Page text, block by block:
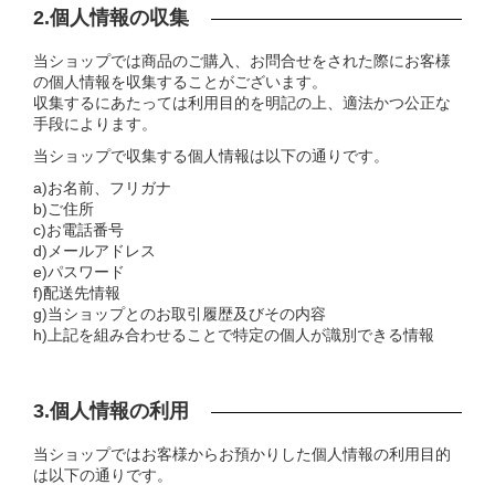
2.個人情報の収集
当ショップでは商品のご購入、お問合せをされた際にお客様
の個人情報を収集することがございます。
収集するにあたっては利用目的を明記の上、適法かつ公正な
手段によります。
当ショップで収集する個人情報は以下の通りです。
a)お名前、フリガナ
b)ご住所
c)お電話番号
d)メールアドレス
e)パスワード
f)配送先情報
g)当ショップとのお取引履歴及びその内容
h)上記を組み合わせることで特定の個人が識別できる情報
3.個人情報の利用
当ショップではお客様からお預かりした個人情報の利用目的
は以下の通りです。